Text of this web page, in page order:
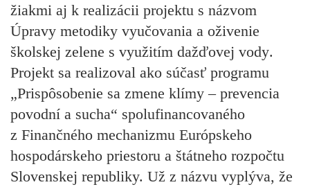
žiakmi aj k realizácii projektu s názvom
Úpravy metodiky vyučovania a oživenie
školskej zelene s využitím dažďovej vody.
Projekt sa realizoval ako súčasť programu
„Prispôsobenie sa zmene klímy – prevencia
povodní a sucha“ spolufinancovaného
z Finančného mechanizmu Európskeho
hospodárskeho priestoru a štátneho rozpočtu
Slovenskej republiky. Už z názvu vyplýva, že